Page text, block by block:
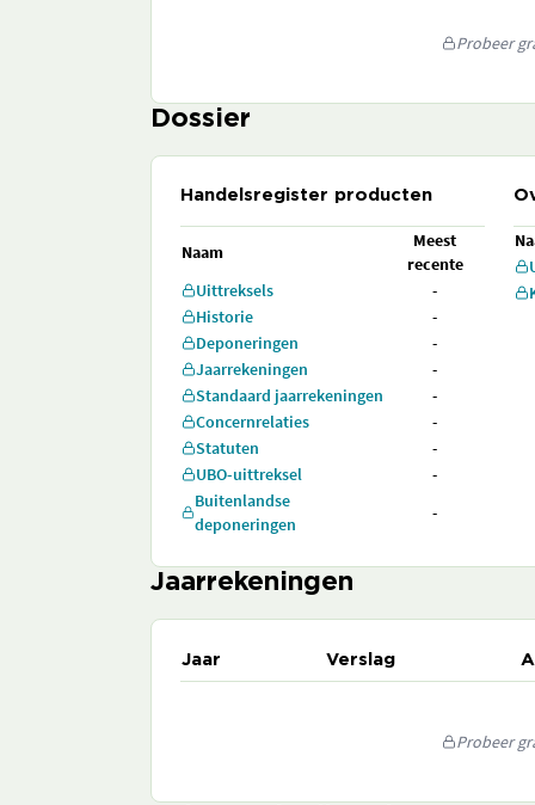
Probeer
Dossier
Handelsregister producten
Naam
Meest
recente
Uittreksels
-
Historie
-
Deponeringen
-
Jaarrekeningen
-
Standaard jaarrekeningen
-
Concernrelaties
-
Statuten
-
UBO-uittreksel
-
Buitenlandse
deponeringen
-
Jaarrekeningen
Jaar Verslag
Probeer